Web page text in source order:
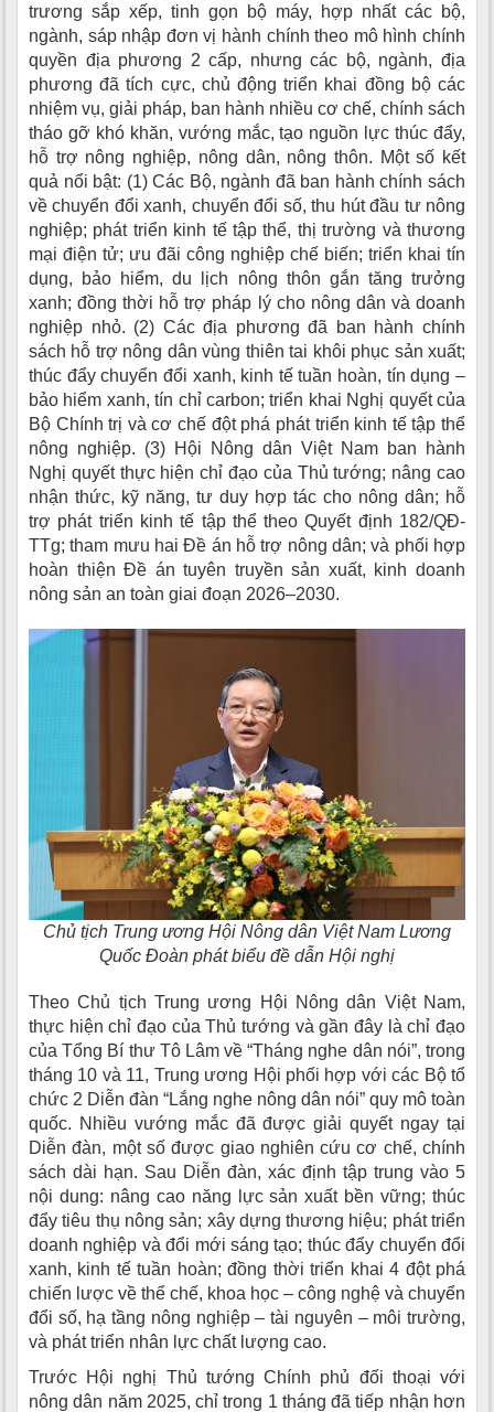
trương sắp xếp, tinh gọn bộ máy, hợp nhất các bộ,
ngành, sáp nhập đơn vị hành chính theo mô hình chính
quyền địa phương 2 cấp, nhưng các bộ, ngành, địa
phương đã tích cực, chủ động triển khai đồng bộ các
nhiệm vụ, giải pháp, ban hành nhiều cơ chế, chính sách
tháo gỡ khó khăn, vướng mắc, tạo nguồn lực thúc đẩy,
hỗ trợ nông nghiệp, nông dân, nông thôn. Một số kết
quả nổi bật: (1) Các Bộ, ngành đã ban hành chính sách
về chuyển đổi xanh, chuyển đổi số, thu hút đầu tư nông
nghiệp; phát triển kinh tế tập thể, thị trường và thương
mại điện tử; ưu đãi công nghiệp chế biến; triển khai tín
dụng, bảo hiểm, du lịch nông thôn gắn tăng trưởng
xanh; đồng thời hỗ trợ pháp lý cho nông dân và doanh
nghiệp nhỏ. (2) Các địa phương đã ban hành chính
sách hỗ trợ nông dân vùng thiên tai khôi phục sản xuất;
thúc đẩy chuyển đổi xanh, kinh tế tuần hoàn, tín dụng –
bảo hiểm xanh, tín chỉ carbon; triển khai Nghị quyết của
Bộ Chính trị và cơ chế đột phá phát triển kinh tế tập thể
nông nghiệp. (3) Hội Nông dân Việt Nam ban hành
Nghị quyết thực hiện chỉ đạo của Thủ tướng; nâng cao
nhận thức, kỹ năng, tư duy hợp tác cho nông dân; hỗ
trợ phát triển kinh tế tập thể theo Quyết định 182/QĐ-
TTg; tham mưu hai Đề án hỗ trợ nông dân; và phối hợp
hoàn thiện Đề án tuyên truyền sản xuất, kinh doanh
nông sản an toàn giai đoạn 2026–2030.
Chủ tịch Trung ương Hội Nông dân Việt Nam Lương
Quốc Đoàn phát biểu đề dẫn Hội nghị
Theo Chủ tịch Trung ương Hội Nông dân Việt Nam,
thực hiện chỉ đạo của Thủ tướng và gần đây là chỉ đạo
của Tổng Bí thư Tô Lâm về “Tháng nghe dân nói”, trong
tháng 10 và 11, Trung ương Hội phối hợp với các Bộ tổ
chức 2 Diễn đàn “Lắng nghe nông dân nói” quy mô toàn
quốc. Nhiều vướng mắc đã được giải quyết ngay tại
Diễn đàn, một số được giao nghiên cứu cơ chế, chính
sách dài hạn. Sau Diễn đàn, xác định tập trung vào 5
nội dung: nâng cao năng lực sản xuất bền vững; thúc
đẩy tiêu thụ nông sản; xây dựng thương hiệu; phát triển
doanh nghiệp và đổi mới sáng tạo; thúc đẩy chuyển đổi
xanh, kinh tế tuần hoàn; đồng thời triển khai 4 đột phá
chiến lược về thể chế, khoa học – công nghệ và chuyển
đổi số, hạ tầng nông nghiệp – tài nguyên – môi trường,
và phát triển nhân lực chất lượng cao.
Trước Hội nghị Thủ tướng Chính phủ đối thoại với
nông dân năm 2025, chỉ trong 1 tháng đã tiếp nhận hơn